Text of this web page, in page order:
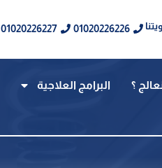
01020226226
01020226227
؟ البرامج العلاجية